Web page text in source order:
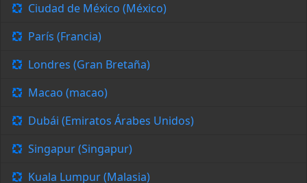
Ciudad de México (México)
París (Francia)
Londres (Gran Bretaña)
Macao (macao)
Dubái (Emiratos Árabes Unidos)
Singapur (Singapur)
Kuala Lumpur (Malasia)